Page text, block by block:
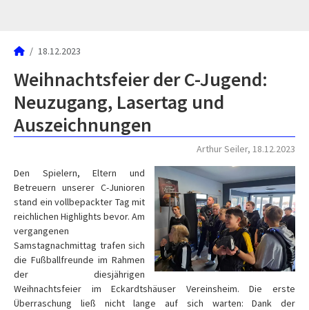
18.12.2023
Weihnachtsfeier der C-Jugend:
Neuzugang, Lasertag und
Auszeichnungen
Arthur Seiler, 18.12.2023
Den Spielern, Eltern und
Betreuern unserer C-Junioren
stand ein vollbepackter Tag mit
reichlichen Highlights bevor. Am
vergangenen
Samstagnachmittag trafen sich
die Fußballfreunde im Rahmen
der diesjährigen
Weihnachtsfeier im Eckardtshäuser Vereinsheim. Die erste
Überraschung ließ nicht lange auf sich warten: Dank der